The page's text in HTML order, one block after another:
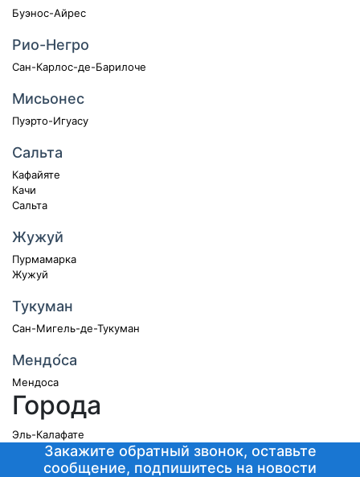
Буэнос-Айрес
Рио-Негро
Сан-Карлос-де-Барилоче
Мисьонес
Пуэрто-Игуасу
Сальта
Кафайяте
Качи
Сальта
Жужуй
Пурмамарка
Жужуй
Тукуман
Сан-Мигель-де-Тукуман
Мендо́са
Мендоса
Города
Эль-Калафате
Закажите обратный звонок, оставьте
сообщение, подпишитесь на новости